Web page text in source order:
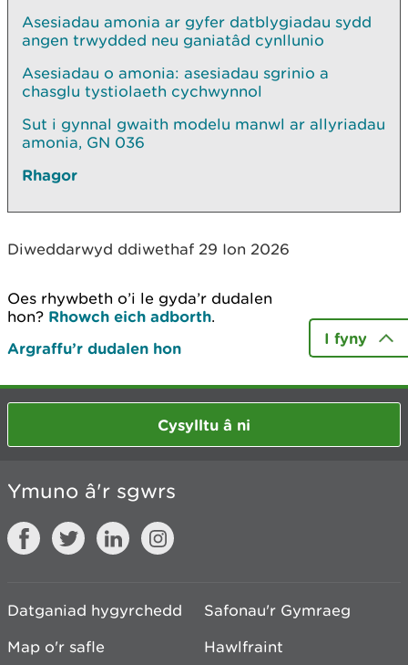
Asesiadau amonia ar gyfer datblygiadau sydd
angen trwydded neu ganiatâd cynllunio
Asesiadau o amonia: asesiadau sgrinio a
chasglu tystiolaeth cychwynnol
Sut i gynnal gwaith modelu manwl ar allyriadau
amonia, GN 036
Rhagor
Diweddarwyd ddiwethaf 29 Ion 2026
Oes rhywbeth o’i le gyda’r dudalen
hon? Rhowch eich adborth.
Argraffu’r dudalen hon
I fyny
Cysylltu â ni
Ymuno â'r sgwrs
Datganiad hygyrchedd
Safonau'r Gymraeg
Map o'r safle
Hawlfraint